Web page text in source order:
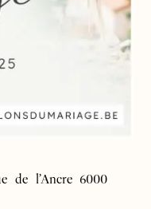
de l’Ancre 6000